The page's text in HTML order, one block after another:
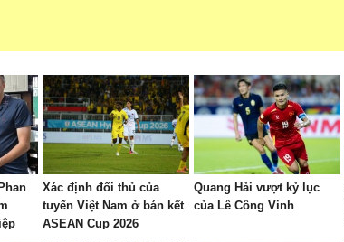
Xác định đối thủ của
tuyển Việt Nam ở bán kết
ASEAN Cup 2026
Quang Hải vượt kỷ lục
của Lê Công Vinh